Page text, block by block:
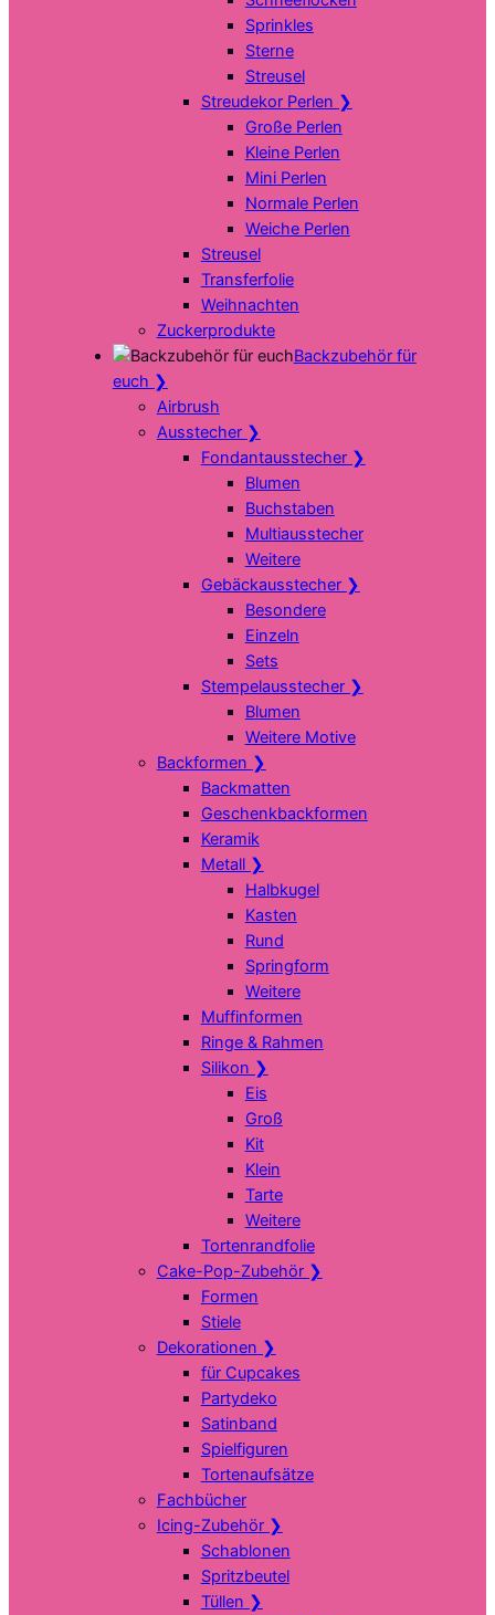
Sprinkles
Sterne
Streusel
Streudekor Perlen ❯
Große Perlen
Kleine Perlen
Mini Perlen
Normale Perlen
Weiche Perlen
Streusel
Transferfolie
Weihnachten
Zuckerprodukte
Backzubehör für
euch ❯
Airbrush
Ausstecher ❯
Fondantausstecher ❯
Blumen
Buchstaben
Multiausstecher
Weitere
Gebäckausstecher ❯
Besondere
Einzeln
Sets
Stempelausstecher ❯
Blumen
Weitere Motive
Backformen ❯
Backmatten
Geschenkbackformen
Keramik
Metall ❯
Halbkugel
Kasten
Rund
Springform
Weitere
Muffinformen
Ringe & Rahmen
Silikon ❯
Eis
Groß
Kit
Klein
Tarte
Weitere
Tortenrandfolie
Cake-Pop-Zubehör ❯
Formen
Stiele
Dekorationen ❯
für Cupcakes
Partydeko
Satinband
Spielfiguren
Tortenaufsätze
Fachbücher
Icing-Zubehör ❯
Schablonen
Spritzbeutel
Tüllen ❯